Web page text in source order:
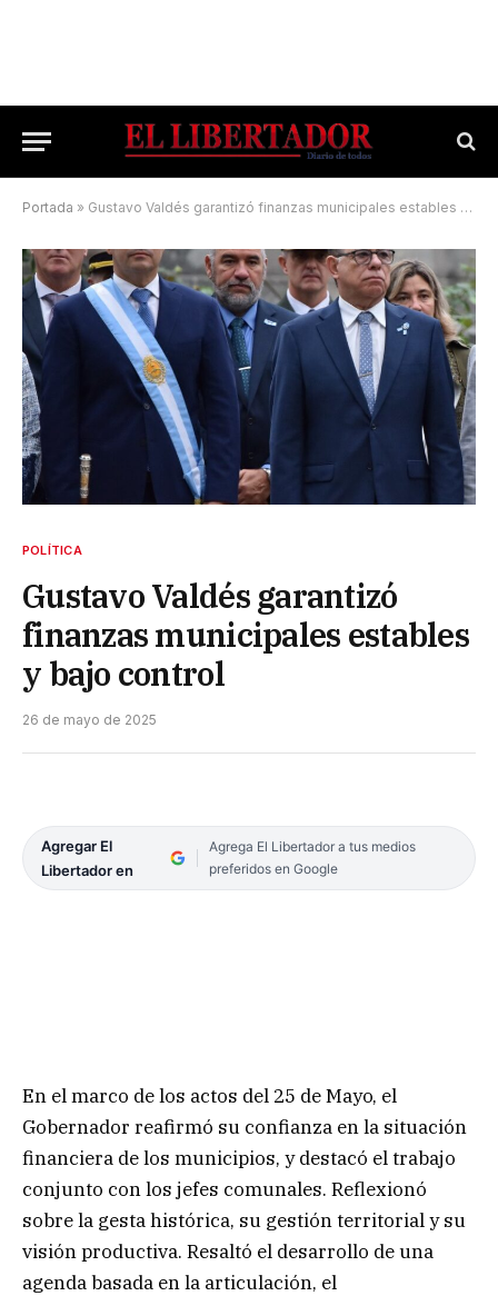
Portada » Gustavo Valdés garantizó finanzas municipales estables y bajo control
POLÍTICA
Gustavo Valdés garantizó
finanzas municipales estables
y bajo control
26 de mayo de 2025
Agregar El
Libertador en
Agrega El Libertador a tus medios
preferidos en Google
En el marco de los actos del 25 de Mayo, el
Gobernador reafirmó su confianza en la situación
financiera de los municipios, y destacó el trabajo
conjunto con los jefes comunales. Reflexionó
sobre la gesta histórica, su gestión territorial y su
visión productiva. Resaltó el desarrollo de una
agenda basada en la articulación, el